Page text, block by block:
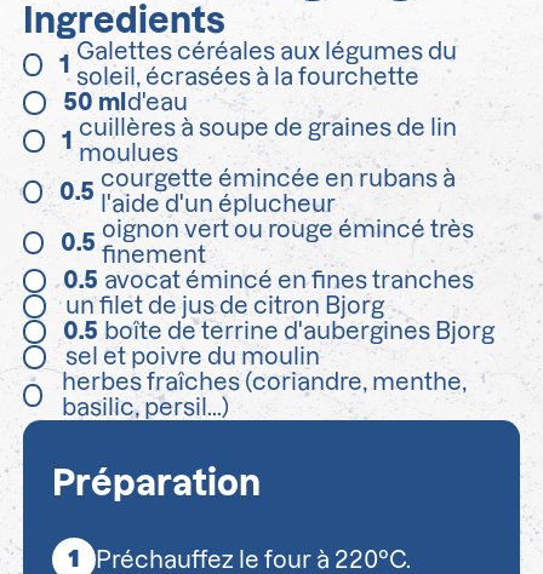
Ingredients
1 Galettes céréales aux légumes du
soleil, écrasées à la fourchette
50 ml d'eau
1 cuillères à soupe de graines de lin
moulues
0.5 courgette émincée en rubans à
l'aide d'un éplucheur
0.5 oignon vert ou rouge émincé très
finement
0.5 avocat émincé en fines tranches
un filet de jus de citron Bjorg
0.5 boîte de terrine d'aubergines Bjorg
sel et poivre du moulin
herbes fraîches (coriandre, menthe,
basilic, persil...)
Préparation
Préchauffez le four à 220°C.